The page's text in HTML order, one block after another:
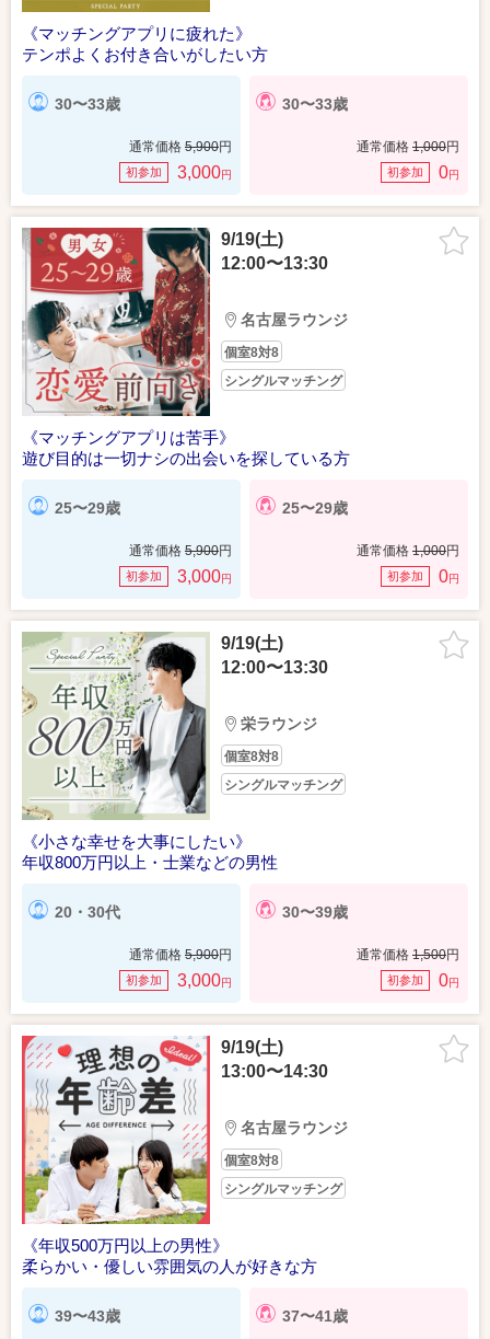
《マッチングアプリに疲れた》
テンポよくお付き合いがしたい方
30〜33歳
通常価格 5,900円
初参加 3,000円
30〜33歳
通常価格 1,000円
初参加 0円
9/19(土)
12:00〜13:30
名古屋ラウンジ
個室8対8
シングルマッチング
《マッチングアプリは苦手》
遊び目的は一切ナシの出会いを探している方
25〜29歳
通常価格 5,900円
初参加 3,000円
25〜29歳
通常価格 1,000円
初参加 0円
9/19(土)
12:00〜13:30
栄ラウンジ
個室8対8
シングルマッチング
《小さな幸せを大事にしたい》
年収800万円以上・士業などの男性
20・30代
通常価格 5,900円
初参加 3,000円
30〜39歳
通常価格 1,500円
初参加 0円
9/19(土)
13:00〜14:30
名古屋ラウンジ
個室8対8
シングルマッチング
《年収500万円以上の男性》
柔らかい・優しい雰囲気の人が好きな方
39〜43歳 37〜41歳